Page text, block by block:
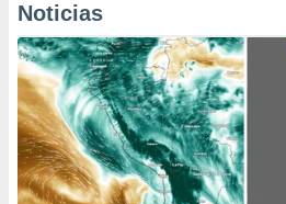
Noticias